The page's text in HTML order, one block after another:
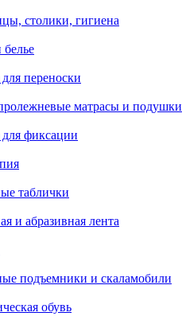
столики, гигиена
переноски
матрасы и подушки
для фиксации
таблички
и абразивная лента
подъемники и скаламобили
обувь